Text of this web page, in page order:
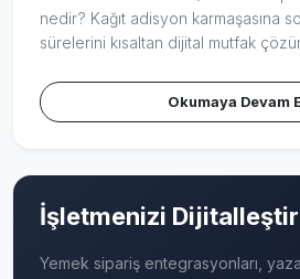
nedir? Kağıt adisyon karmaşasına
sürelerini kısaltan dijital mutfak
Okumaya Devam
İşletmenizi
Yemek sipariş entegrasyonları,